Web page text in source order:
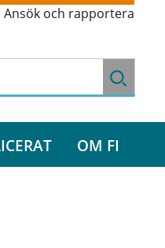
Ansök och rapportera
OM FI